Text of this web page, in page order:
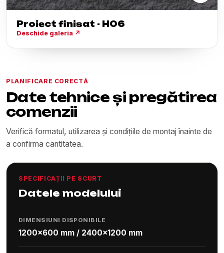
Proiect finisat - H06
Deschide galeria ↗
PLANIFICARE CORECTĂ
Date tehnice și pregătirea
comenzii
Verifică formatul, utilizarea și condițiile de montaj înainte de
a confirma cantitatea.
SPECIFICAȚII PE SCURT
Datele modelului
DIMENSIUNI DISPONIBILE
1200x600 mm / 2400x1200 mm